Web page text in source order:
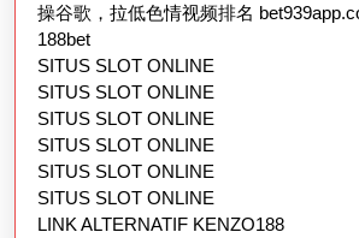
操谷歌，拉低色情视频排名
188bet
SITUS SLOT ONLINE
SITUS SLOT ONLINE
SITUS SLOT ONLINE
SITUS SLOT ONLINE
SITUS SLOT ONLINE
SITUS SLOT ONLINE
LINK ALTERNATIF KENZO188